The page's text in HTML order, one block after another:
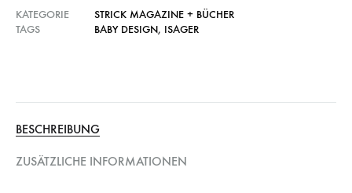
KATEGORIE
STRICK MAGAZINE + BÜCHER
TAGS
BABY DESIGN, ISAGER
BESCHREIBUNG
ZUSÄTZLICHE INFORMATIONEN